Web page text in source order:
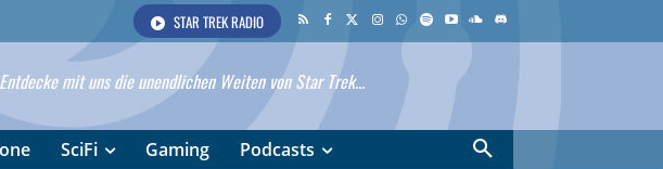
STAR TREK RADIO
Entdecke mit uns die unendlichen Weiten von Star Trek...
SciFi Gaming Podcasts